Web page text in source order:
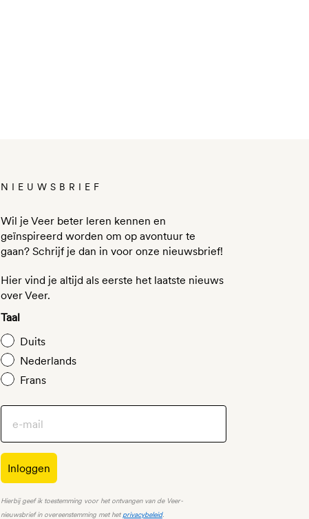
NIEUWSBRIEF
Wil je Veer beter leren kennen en
geïnspireerd worden om op avontuur te
gaan? Schrijf je dan in voor onze nieuwsbrief!
Hier vind je altijd als eerste het laatste nieuws
over Veer.
Taal
Duits
Nederlands
Frans
Inloggen
Hierbij geef ik toestemming voor het ontvangen van de Veer-
nieuwsbrief in overeenstemming met hetprivacybeleid.